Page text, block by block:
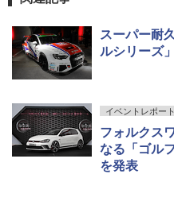
スーパー耐
ルシリーズ
イベントレポート
フォルクス
なる「ゴル
を発表